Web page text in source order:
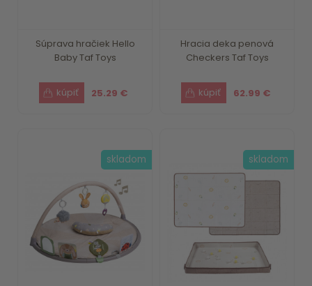
Súprava hračiek Hello
Baby Taf Toys
25.29 €
Hracia deka penová
Checkers Taf Toys
62.99 €
skladom skladom